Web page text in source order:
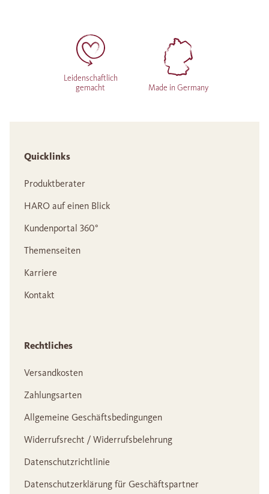
Leidenschaftlich
gemacht
Made in Germany
Quicklinks
Produktberater
HARO auf einen Blick
Kundenportal 360°
Themenseiten
Karriere
Kontakt
Rechtliches
Versandkosten
Zahlungsarten
Allgemeine Geschäftsbedingungen
Widerrufsrecht / Widerrufsbelehrung
Datenschutzrichtlinie
Datenschutzerklärung für Geschäftspartner